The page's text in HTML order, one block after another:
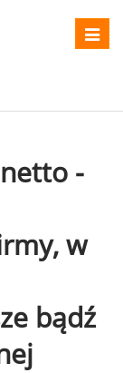
-
w
bądź